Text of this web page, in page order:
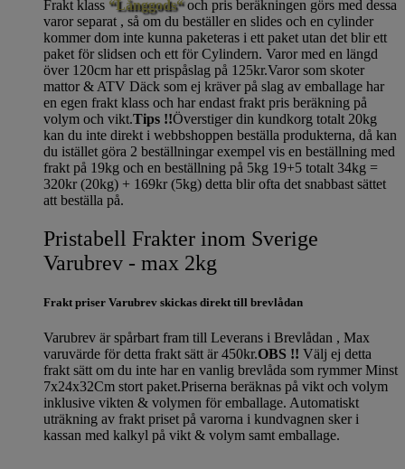
Frakt klass “Långgods“och pris beräkningen görs med dessa
varor separat , så om du beställer en slides och en cylinder
kommer dom inte kunna paketeras i ett paket utan det blir ett
paket för slidsen och ett för Cylindern. Varor med en längd
över 120cm har ett prispåslag på 125kr.Varor som skoter
mattor & ATV Däck som ej kräver på slag av emballage har
en egen frakt klass och har endast frakt pris beräkning på
volym och vikt.Tips !!Överstiger din kundkorg totalt 20kg
kan du inte direkt i webbshoppen beställa produkterna, då kan
du istället göra 2 beställningar exempel vis en beställning med
frakt på 19kg och en beställning på 5kg 19+5 totalt 34kg =
320kr (20kg) + 169kr (5kg) detta blir ofta det snabbast sättet
att beställa på.
Pristabell Frakter inom Sverige
Varubrev - max 2kg
Frakt priser Varubrev skickas direkt till brevlådan
Varubrev är spårbart fram till Leverans i Brevlådan , Max
varuvärde för detta frakt sätt är 450kr.OBS !! Välj ej detta
frakt sätt om du inte har en vanlig brevlåda som rymmer Minst
7x24x32Cm stort paket.Priserna beräknas på vikt och volym
inklusive vikten & volymen för emballage. Automatiskt
uträkning av frakt priset på varorna i kundvagnen sker i
kassan med kalkyl på vikt & volym samt emballage.